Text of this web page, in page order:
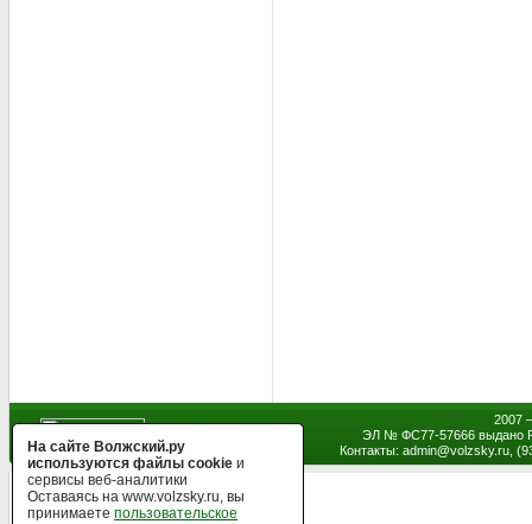
2007
ЭЛ № ФС77-57666 выдано
Контакты: admin@volzsky.ru,
На сайте Волжский.ру
используются файлы cookie и
сервисы веб-аналитики
Оставаясь на www.volzsky.ru, вы
принимаете пользовательское